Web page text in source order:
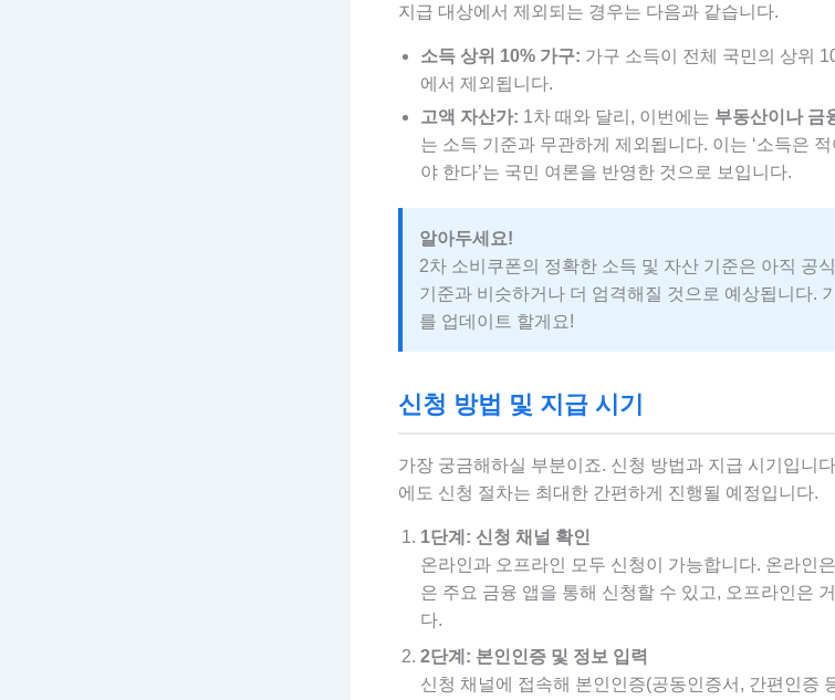
지급 대상에서 제외되는 경우는 다음과 같습니다.
소득 상위 10% 가구: 가구 소득이 전체 국민의 상위
에서 제외됩니다.
고액 자산가: 1차 때와 달리, 이번에는 부동산이나 금
는 소득 기준과 무관하게 제외됩니다. 이는 ‘소득은
야 한다’는 국민 여론을 반영한 것으로 보입니다.
알아두세요!
2차 소비쿠폰의 정확한 소득 및 자산 기준은 아직 공
기준과 비슷하거나 더 엄격해질 것으로 예상됩니다.
를 업데이트 할게요!
신청 방법 및 지급 시기
가장 궁금해하실 부분이죠. 신청 방법과 지급 시기입니
에도 신청 절차는 최대한 간편하게 진행될 예정입니다.
1단계: 신청 채널 확인
온라인과 오프라인 모두 신청이 가능합니다. 온라인
은 주요 금융 앱을 통해 신청할 수 있고, 오프라인은
다.
2단계: 본인인증 및 정보 입력
신청 채널에 접속해 본인인증(공동인증서, 간편인증